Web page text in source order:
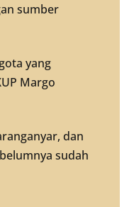
sumber
yang
Margo
dan
sudah